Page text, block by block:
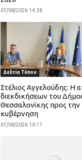
07/08/2026 14:38
Δελτία Τύπου
Στέλιος Αγγελούδης: Η
διεκδικήσεων του
Θεσσαλονίκης προς την
κυβέρνηση
07/08/2026 10:17